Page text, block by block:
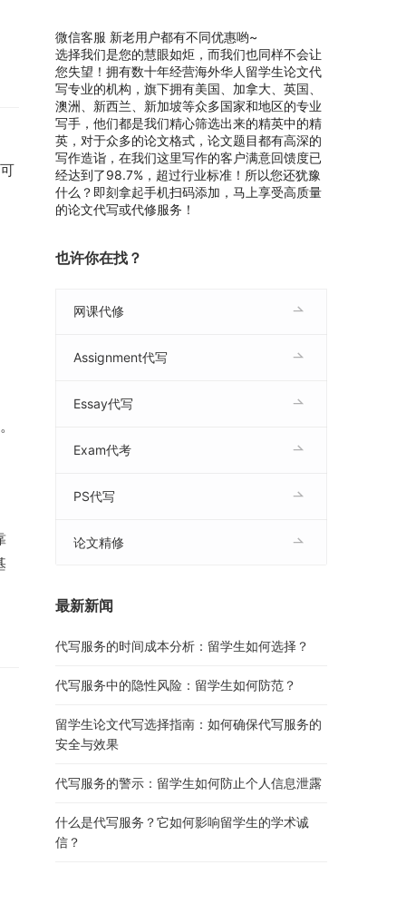
微信客服 新老用户都有不同优惠哟~
选择我们是您的慧眼如炬，而我们也同样不会让
您失望！拥有数十年经营海外华人留学生论文代
写专业的机构，旗下拥有美国、加拿大、英国、
澳洲、新西兰、新加坡等众多国家和地区的专业
写手，他们都是我们精心筛选出来的精英中的精
英，对于众多的论文格式，论文题目都有高深的
写作造诣，在我们这里写作的客户满意回馈度已
经达到了98.7%，超过行业标准！所以您还犹豫
什么？即刻拿起手机扫码添加，马上享受高质量
的论文代写或代修服务！
也许你在找？
网课代修
Assignment代写
Essay代写
Exam代考
PS代写
论文精修
最新新闻
代写服务的时间成本分析：留学生如何选择？
代写服务中的隐性风险：留学生如何防范？
留学生论文代写选择指南：如何确保代写服务的
安全与效果
代写服务的警示：留学生如何防止个人信息泄露
什么是代写服务？它如何影响留学生的学术诚
信？